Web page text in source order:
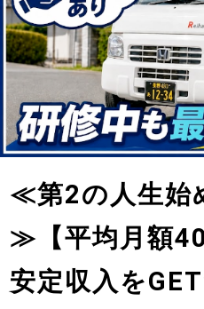
≪第2の人生始
≫【平均月額40
安定収入をGET